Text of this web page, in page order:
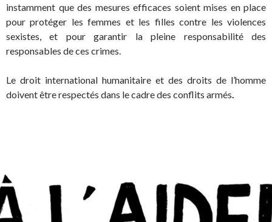
instamment que des mesures efficaces soient mises en place
pour protéger les femmes et les filles contre les violences
sexistes, et pour garantir la pleine responsabilité des
responsables de ces crimes.
Le droit international humanitaire et des droits de l’homme
doivent être respectés dans le cadre des conflits armés.